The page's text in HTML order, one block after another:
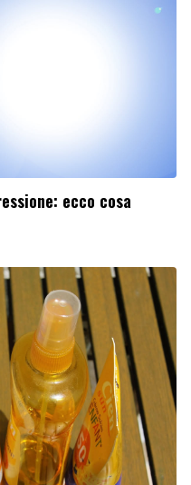
ecco cosa